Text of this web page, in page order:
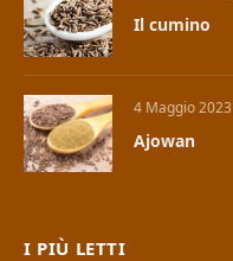
Il cumino
4 Maggio 2023
Ajowan
I PIÙ LETTI